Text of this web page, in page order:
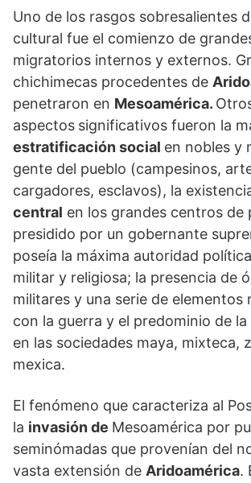
Uno de los rasgos sobresalientes
cultural fue el comienzo de
migratorios internos y externos.
chichimecas procedentes de
penetraron en Mesoamérica.
aspectos significativos fueron la
estratificación social en nobles y
gente del pueblo (campesinos,
cargadores, esclavos), la
central en los grandes centros de
presidido por un gobernante
poseía la máxima autoridad
militar y religiosa; la presencia de
militares y una serie de elementos
con la guerra y el predominio de
en las sociedades maya, mixteca,
mexica.
El fenómeno que caracteriza al
la invasión de Mesoamérica por
seminómadas que provenían del
vasta extensión de Aridoamérica.